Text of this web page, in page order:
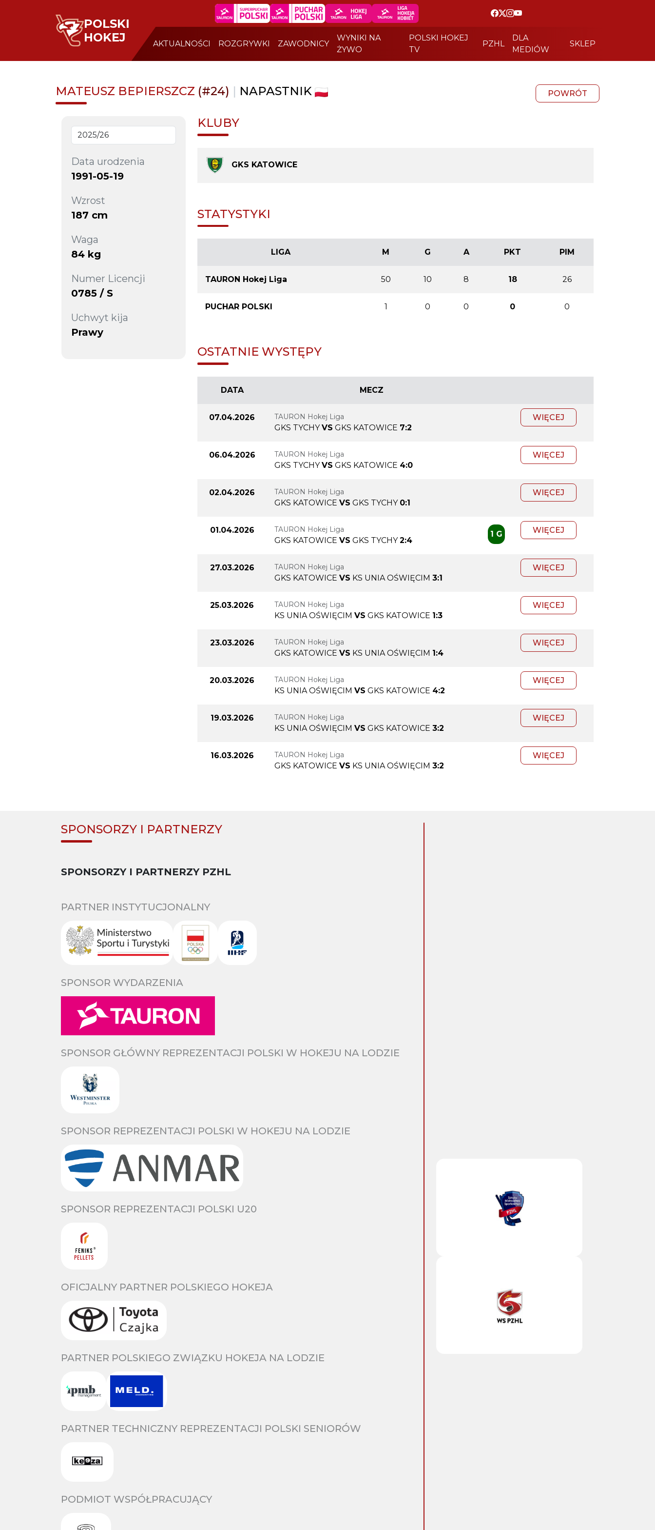
POLSKI
HOKEJ
AKTUALNOŚCI ROZGRYWKI ZAWODNICY
WYNIKI NA
ŻYWO
POLSKI HOKEJ
TV
PZHL
DLA
MEDIÓW
SKLEP
MATEUSZ BEPIERSZCZ (#24) | NAPASTNIK POWRÓT
Data urodzenia
1991-05-19
Wzrost
187 cm
Waga
84 kg
Numer Licencji
0785 / S
Uchwyt kija
Prawy
KLUBY
GKS KATOWICE
STATYSTYKI
LIGA M G A PKT PIM
TAURON Hokej Liga 50 10 8 18 26
PUCHAR POLSKI 1 0 0 0 0
OSTATNIE WYSTĘPY
DATA MECZ
07.04.2026 TAURON Hokej Liga
GKS TYCHY VS GKS KATOWICE 7:2
WIĘCEJ
06.04.2026 TAURON Hokej Liga
GKS TYCHY VS GKS KATOWICE 4:0
WIĘCEJ
02.04.2026 TAURON Hokej Liga
GKS KATOWICE VS GKS TYCHY 0:1
WIĘCEJ
01.04.2026 TAURON Hokej Liga
GKS KATOWICE VS GKS TYCHY 2:4
1 G WIĘCEJ
27.03.2026 TAURON Hokej Liga
GKS KATOWICE VS KS UNIA OŚWIĘCIM 3:1
WIĘCEJ
25.03.2026 TAURON Hokej Liga
KS UNIA OŚWIĘCIM VS GKS KATOWICE 1:3
WIĘCEJ
23.03.2026 TAURON Hokej Liga
GKS KATOWICE VS KS UNIA OŚWIĘCIM 1:4
WIĘCEJ
20.03.2026 TAURON Hokej Liga
KS UNIA OŚWIĘCIM VS GKS KATOWICE 4:2
WIĘCEJ
19.03.2026 TAURON Hokej Liga
KS UNIA OŚWIĘCIM VS GKS KATOWICE 3:2
WIĘCEJ
16.03.2026 TAURON Hokej Liga
GKS KATOWICE VS KS UNIA OŚWIĘCIM 3:2
WIĘCEJ
SPONSORZY I PARTNERZY
SPONSORZY I PARTNERZY PZHL
PARTNER INSTYTUCJONALNY
SPONSOR WYDARZENIA
SPONSOR GŁÓWNY REPREZENTACJI POLSKI W HOKEJU NA LODZIE
SPONSOR REPREZENTACJI POLSKI W HOKEJU NA LODZIE
SPONSOR REPREZENTACJI POLSKI U20
OFICJALNY PARTNER POLSKIEGO HOKEJA
PARTNER POLSKIEGO ZWIĄZKU HOKEJA NA LODZIE
PARTNER TECHNICZNY REPREZENTACJI POLSKI SENIORÓW
PODMIOT WSPÓŁPRACUJĄCY